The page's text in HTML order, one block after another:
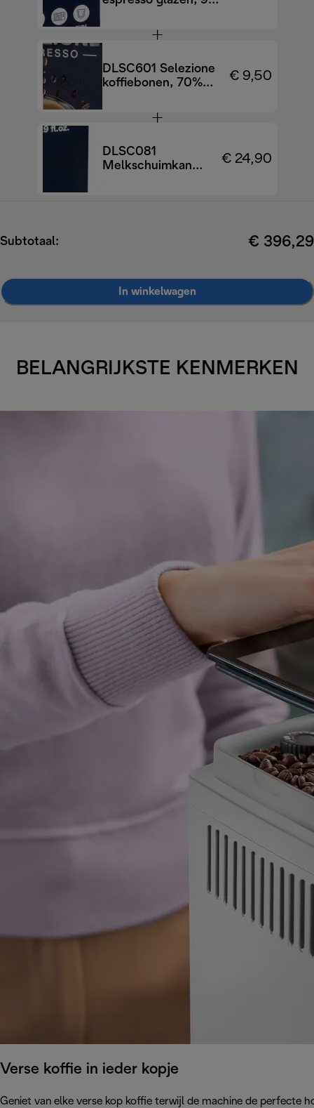
DLSC601 Selezione
koffiebonen, 70%
Robusta, 250g
€ 9,50
DLSC081
Melkschuimkan
€ 24,90
Subtotaal: € 396,29
In winkelwagen
BELANGRIJKSTE KENMERKEN
Verse koffie in ieder kopje
Geniet van elke verse kop koffie terwijl de machine de perfecte